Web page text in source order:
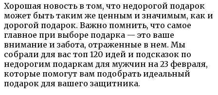
Хорошая новость в том, что недорогой подарок
может быть таким же ценным и значимым, как и
дорогой подарок. Важно помнить, что самое
главное при выборе подарка — это ваше
внимание и забота, отраженные в нем. Мы
собрали для вас топ 120 идей и подсказок по
недорогим подаркам для мужчин на 23 февраля,
которые помогут вам подобрать идеальный
подарок для вашего защитника.